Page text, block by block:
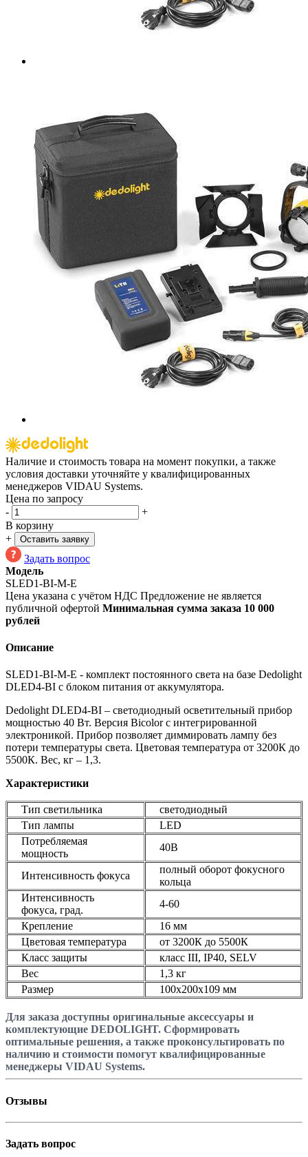
Наличие и стоимость товара на момент покупки, а также
условия доставки уточняйте у квалифицированных
менеджеров VIDAU Systems.
Цена по запросу
-
+
В корзину
+
Оставить заявку
Задать вопрос
Модель
SLED1-BI-M-E
Цена указана с учётом НДС Предложение не является
публичной офертой Минимальная сумма заказа 10 000
рублей
Описание
SLED1-BI-M-E - комплект постоянного света на базе Dedolight
DLED4-BI с блоком питания от аккумулятора.
Dedolight DLED4-BI – светодиодный осветительный прибор
мощностью 40 Вт. Версия Bicolor с интегрированной
электроникой. Прибор позволяет диммировать лампу без
потери температуры света. Цветовая температура от 3200К до
5500К. Вес, кг – 1,3.
Характеристики
Тип светильника
светодиодный
Тип лампы
LED
Потребляемая
мощность
40В
Интенсивность фокуса
полный оборот фокусного
кольца
Интенсивность
фокуса, град.
4-60
Крепление
16 мм
Цветовая температура
от 3200К до 5500К
Класс защиты
класс III, IP40, SELV
Вес
1,3 кг
Размер
100x200x109 мм
Для заказа доступны оригинальные аксессуары и
комплектующие DEDOLIGHT. Сформировать
оптимальные решения, а также проконсультировать по
наличию и стоимости помогут квалифицированные
менеджеры VIDAU Systems.
Отзывы
Задать вопрос